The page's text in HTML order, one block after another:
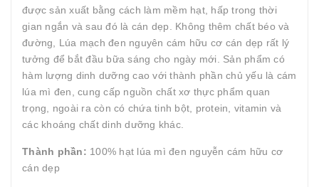
được sản xuất bằng cách làm mềm hạt, hấp trong thời
gian ngắn và sau đó là cán dẹp. Không thêm chất béo và
đường, Lúa mạch đen nguyên cám hữu cơ cán dẹp rất lý
tưởng để bắt đầu bữa sáng cho ngày mới. Sản phẩm có
hàm lượng dinh dưỡng cao với thành phần chủ yếu là cám
lúa mì đen, cung cấp nguồn chất xơ thực phẩm quan
trọng, ngoài ra còn có chứa tinh bột, protein, vitamin và
các khoáng chất dinh dưỡng khác.
Thành phần: 100% hạt lúa mì đen nguyễn cám hữu cơ
cán dẹp